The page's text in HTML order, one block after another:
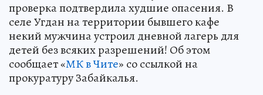
проверка подтвердила худшие опасения. В
селе Угдан на территории бывшего кафе
некий мужчина устроил дневной лагерь для
детей без всяких разрешений! Об этом
сообщает «МК в Чите» со ссылкой на
прокуратуру Забайкалья.